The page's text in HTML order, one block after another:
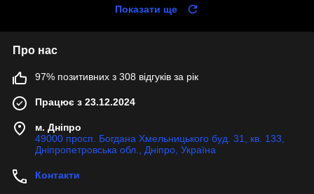
Показати ще
Про нас
97% позитивних з 308 відгуків за рік
Працює з 23.12.2024
м. Дніпро
49000 просп. Богдана Хмельницького буд. 31, кв. 133,
Дніпропетровська обл., Дніпро, Україна
Контакти